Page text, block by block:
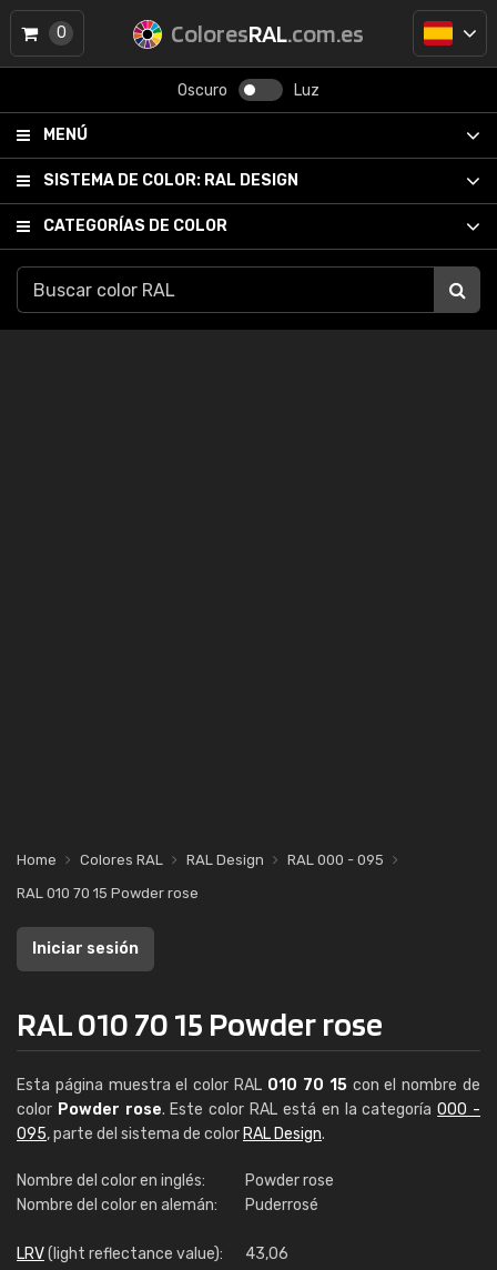
ColoresRAL.com.es
Oscuro Luz
MENÚ
SISTEMA DE COLOR: RAL DESIGN
CATEGORÍAS DE COLOR
0
Home Colores RAL RAL Design
RAL 000 - 095
RAL 010 70 15 Powder rose
Iniciar sesión
RAL 010 70 15 Powder rose
Esta página muestra el color RAL 010 70 15con el nombre de
color Powder rose. Este color RAL está en la categoría000 -
095, parte del sistema de color RAL Design.
Nombre del color en inglés:
Powder rose
Nombre del color en alemán:
Puderrosé
LRV(light reflectance value): 43,06